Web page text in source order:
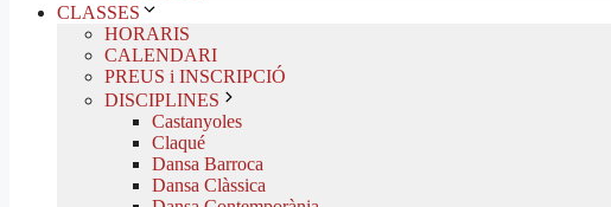
CLASSES
HORARIS
CALENDARI
PREUS i INSCRIPCIÓ
DISCIPLINES
Castanyoles
Claqué
Dansa Barroca
Dansa Clàssica